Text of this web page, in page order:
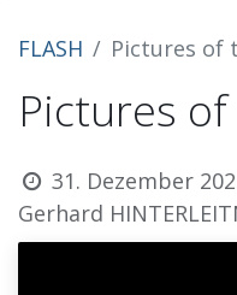
FLASH Pictures of
Pictures
31. Dezember
Gerhard